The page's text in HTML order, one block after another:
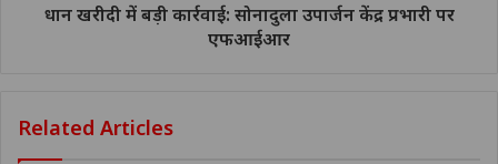
धान खरीदी में बड़ी कार्रवाई: सोनादुला उपार्जन केंद्र प्रभारी पर
एफआईआर
Related Articles